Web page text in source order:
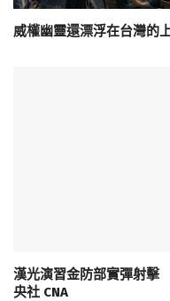
威權幽靈還漂浮在台灣的
漢光演習金防部實彈射
央社 CNA